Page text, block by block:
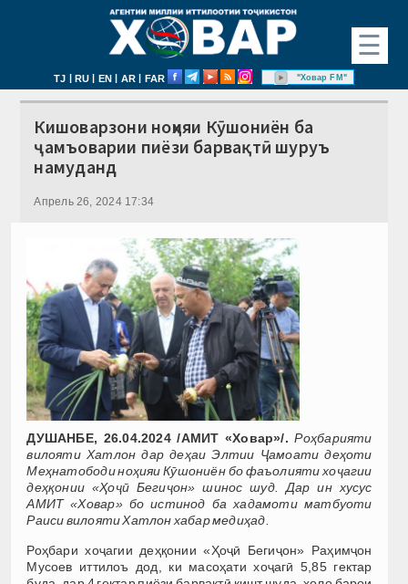
☰
TJ | RU | EN | AR | FAR "Ховар FM"
Кишоварзони ноҳияи Кӯшониён ба
ҷамъоварии пиёзи барвақтӣ шуруъ
намуданд
Апрель 26, 2024 17:34
ДУШАНБЕ, 26.04.2024 /АМИТ «Ховар»/. Роҳбарияти
вилояти Хатлон дар деҳаи Элтии Ҷамоати деҳоти
Меҳнатободи ноҳияи Кӯшониён бо фаъолияти хоҷагии
деҳқонии «Ҳоҷӣ Бегиҷон» шинос шуд. Дар ин хусус
АМИТ «Ховар» бо истинод ба хадамоти матбуоти
Раиси вилояти Хатлон хабар медиҳад.
Роҳбари хоҷагии деҳқонии «Ҳоҷӣ Бегиҷон» Раҳимҷон
Мусоев иттилоъ дод, ки масоҳати хоҷагӣ 5,85 гектар